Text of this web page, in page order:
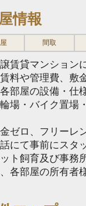
情報
間取
賃貸マンション
料や管理費、敷
部屋の設備・仕
場・バイク置場
ゼロ、フリーレ
にて事前にスタ
ト飼育及び事務
各部屋の所有者